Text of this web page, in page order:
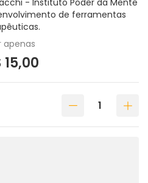
de ferramentas
apenas
15,00